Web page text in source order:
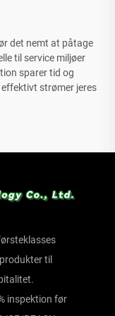
det nemt at påtage
til service miljøer
sparer tid og
strømer jeres
til
inspektion før